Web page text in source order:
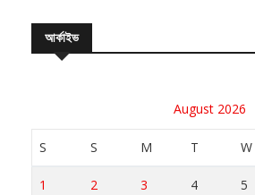
আর্কাইভ
August 2026
S S M T W
1 2 3 4 5